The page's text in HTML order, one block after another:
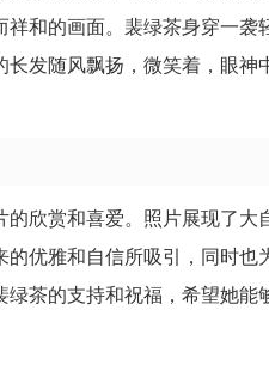
和的画面。裴绿茶身穿一袭
发随风飘扬，微笑着，眼神
欣赏和喜爱。照片展现了大
优雅和自信所吸引，同时也
茶的支持和祝福，希望她能